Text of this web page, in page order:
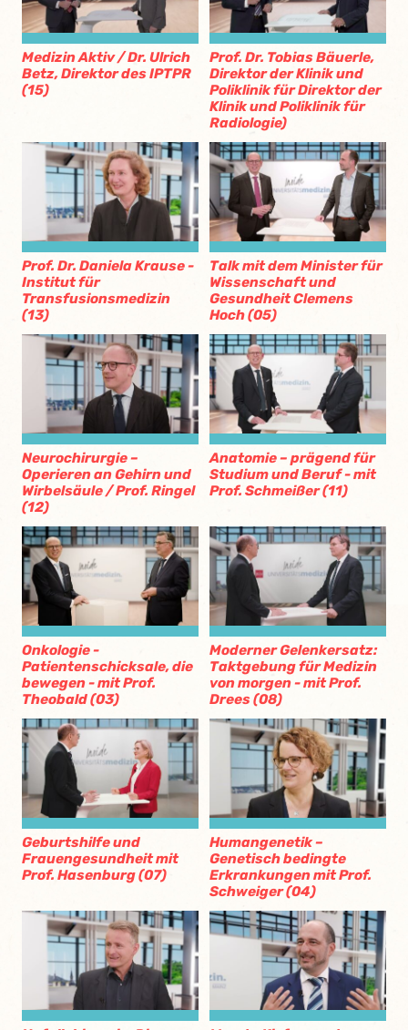
Medizin Aktiv / Dr. Ulrich
Betz, Direktor des IPTPR
(15)
Prof. Dr. Tobias Bäuerle,
Direktor der Klinik und
Poliklinik für Direktor der
Klinik und Poliklinik für
Radiologie)
Prof. Dr. Daniela Krause -
Institut für
Transfusionsmedizin
(13)
Talk mit dem Minister für
Wissenschaft und
Gesundheit Clemens
Hoch (05)
Neurochirurgie –
Operieren an Gehirn und
Wirbelsäule / Prof. Ringel
(12)
Anatomie – prägend für
Studium und Beruf - mit
Prof. Schmeißer (11)
Onkologie -
Patientenschicksale, die
bewegen - mit Prof.
Theobald (03)
Moderner Gelenkersatz:
Taktgebung für Medizin
von morgen - mit Prof.
Drees (08)
Geburtshilfe und
Frauengesundheit mit
Prof. Hasenburg (07)
Humangenetik –
Genetisch bedingte
Erkrankungen mit Prof.
Schweiger (04)